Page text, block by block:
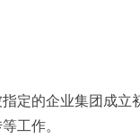
定的企业集团成
工作。